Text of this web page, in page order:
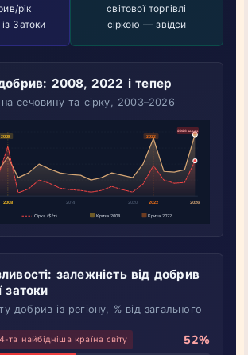
рік
Затоки
світової торгівлі
сіркою — звідси
2008, 2022 і тепер
сечовину та сірку, 2003–2026
залежність від добрив
затоки
добрив із регіону, % від загального
4-та найбідніша країна світу 52%